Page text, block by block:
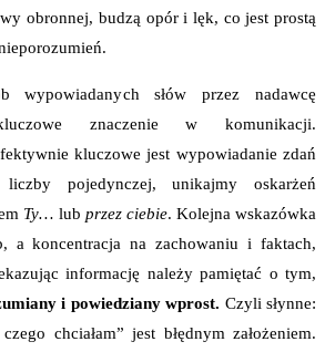
obronnej, budzą opór i lęk, co jest prostą
wypowiadanych słów przez nadawcę
znaczenie w komunikacji.
kluczowe jest wypowiadanie zdań
pojedynczej, unikajmy oskarżeń
Ty… lub przez ciebie. Kolejna wskazówka
a koncentracja na zachowaniu i faktach,
informację należy pamiętać o tym,
i powiedziany wprost. Czyli słynne:
chciałam” jest błędnym założeniem.